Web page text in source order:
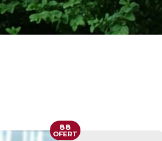
88
OFERT